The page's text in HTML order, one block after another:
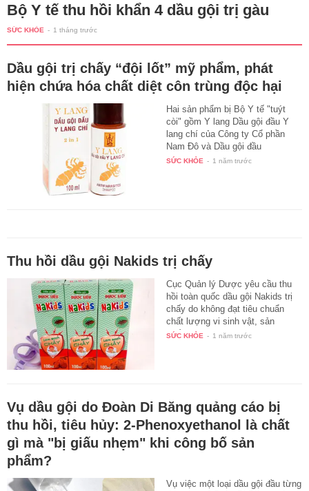
Bộ Y tế thu hồi khẩn 4 dầu gội trị gàu
SỨC KHỎE - 1 tháng trước
Dầu gội trị chấy “đội lốt” mỹ phẩm, phát
hiện chứa hóa chất diệt côn trùng độc hại
Hai sản phẩm bị Bộ Y tế "tuýt
còi" gồm Y lang Dầu gội đầu Y
lang chí của Công ty Cổ phần
Nam Đô và Dầu gội đầu
Newgi.C…
SỨC KHỎE - 1 năm trước
Thu hồi dầu gội Nakids trị chấy
Cục Quản lý Dược yêu cầu thu
hồi toàn quốc dầu gội Nakids trị
chấy do không đạt tiêu chuẩn
chất lượng vi sinh vật, sản
xuất…
SỨC KHỎE - 1 năm trước
Vụ dầu gội do Đoàn Di Băng quảng cáo bị
thu hồi, tiêu hủy: 2-Phenoxyethanol là chất
gì mà "bị giấu nhẹm" khi công bố sản
phẩm?
Vụ việc một loại dầu gội đầu từng